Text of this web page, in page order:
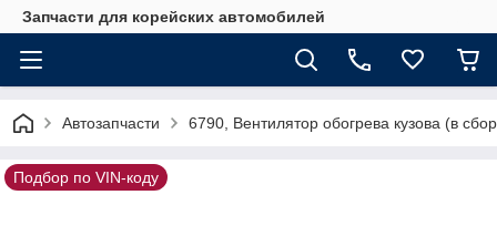
Запчасти для корейских автомобилей
Автозапчасти 6790, Вентилятор обогрева кузова (в
Подбор по VIN-коду